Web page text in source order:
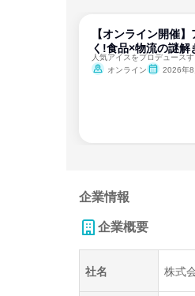
【オンライン開催
く!食品×物流の謎解
オンライン
2026年8
企業情報
企業概要
社名 株式